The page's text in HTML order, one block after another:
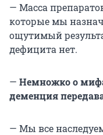
— Масса
которые мы
ощутимый
дефицита нет.
— Немножко о
деменция
— Мы все